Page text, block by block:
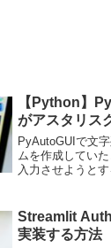
【Python】
がアスタリス
PyAutoGUIで文
ムを作成してい
入力させようと
処方法を調べて
直接編集する...
Streamlit
実装する方法